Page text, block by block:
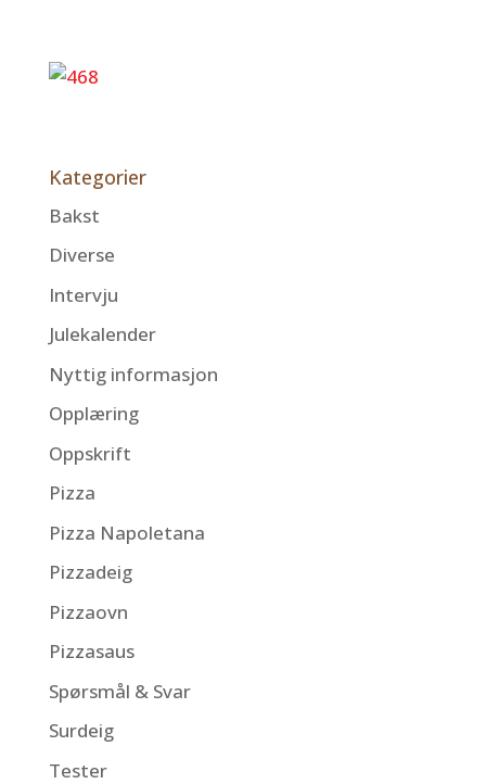
Kategorier
Bakst
Diverse
Intervju
Julekalender
Nyttig informasjon
Opplæring
Oppskrift
Pizza
Pizza Napoletana
Pizzadeig
Pizzaovn
Pizzasaus
Spørsmål & Svar
Surdeig
Tester